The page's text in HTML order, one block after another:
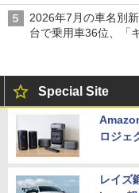
2026年7月の車名別
台で乗用車36位、「
Special Site
ロジェ
レイズ